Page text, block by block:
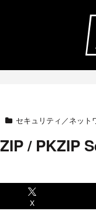
セキュリティ／ネット
/ PKZIP
X